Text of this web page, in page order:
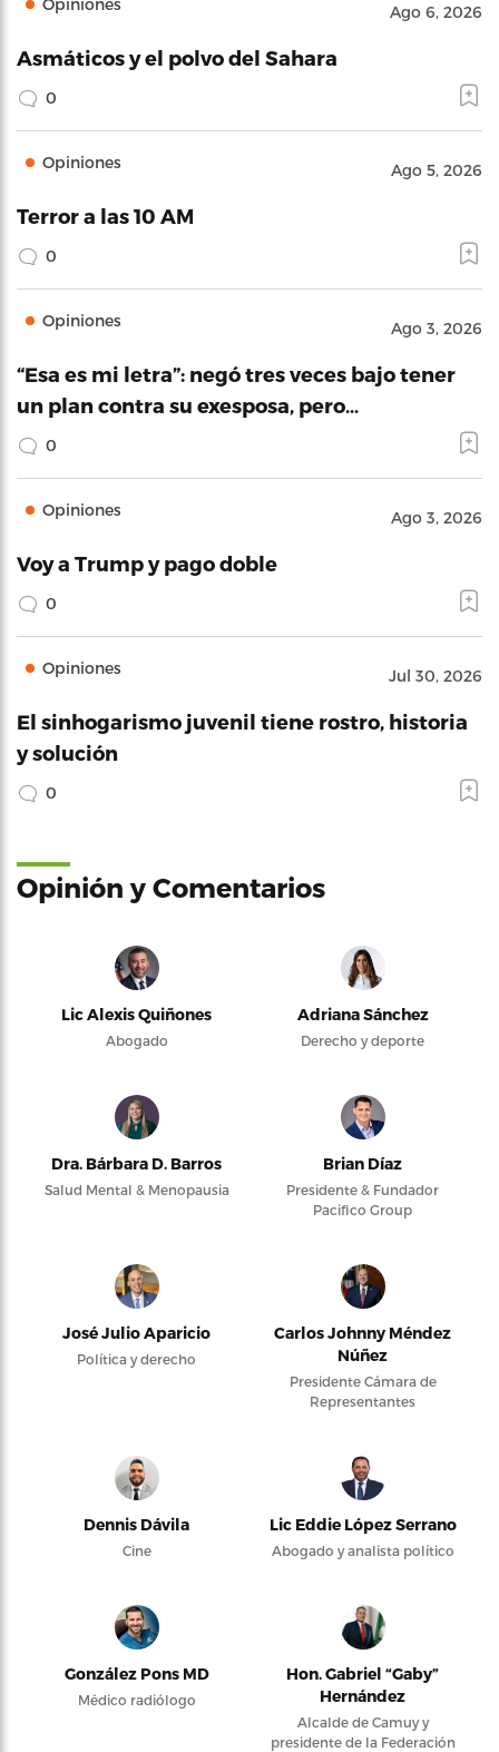
Opiniones Ago 6, 2026
Asmáticos y el polvo del Sahara
0
Opiniones Ago 5, 2026
Terror a las 10 AM
0
Opiniones Ago 3, 2026
“Esa es mi letra”: negó tres veces bajo tener
un plan contra su exesposa, pero…
0
Opiniones Ago 3, 2026
Voy a Trump y pago doble
0
Opiniones Jul 30, 2026
El sinhogarismo juvenil tiene rostro, historia
y solución
0
Opinión y Comentarios
Lic Alexis Quiñones
Abogado
Adriana Sánchez
Derecho y deporte
Dra. Bárbara D. Barros
Salud Mental & Menopausia
Brian Díaz
Presidente & Fundador
Pacifico Group
José Julio Aparicio
Política y derecho
Carlos Johnny Méndez
Núñez
Presidente Cámara de
Representantes
Dennis Dávila
Cine
Lic Eddie López Serrano
Abogado y analista político
González Pons MD
Médico radiólogo
Hon. Gabriel “Gaby”
Hernández
Alcalde de Camuy y
presidente de la Federación